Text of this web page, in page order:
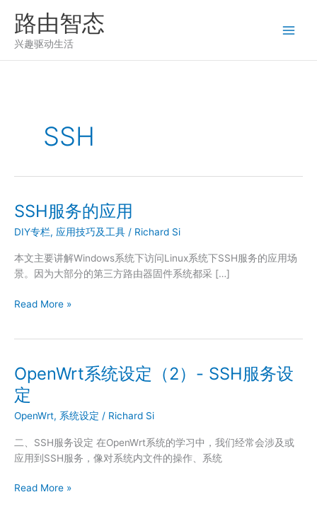
路由智态
兴趣驱动生活
SSH
SSH服务的应用
DIY专栏, 应用技巧及工具 / Richard Si
本文主要讲解Windows系统下访问Linux系统下SSH服务的应用场
景。因为大部分的第三方路由器固件系统都采 […]
SSH
应
用
Read More »
OpenWrt系统设定（2）- SSH服务设
定
OpenWrt, 系统设定 / Richard Si
二、SSH服务设定 在OpenWrt系统的学习中，我们经常会涉及或
应用到SSH服务，像对系统内文件的操作、系统
OpenWrt
Read More »